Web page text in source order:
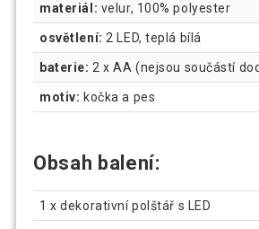
materiál: velur, 100% polyester
osvětlení: 2 LED, teplá bílá
baterie: 2 x AA (nejsou součástí
motiv: kočka a pes
Obsah balení:
1 x dekorativní polštář s LED